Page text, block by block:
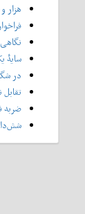
نگاهی
در
ضربه